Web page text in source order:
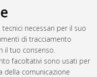
necessari per il suo
di tracciamento
il tuo consenso.
facoltativi sono usati per
della comunicazione